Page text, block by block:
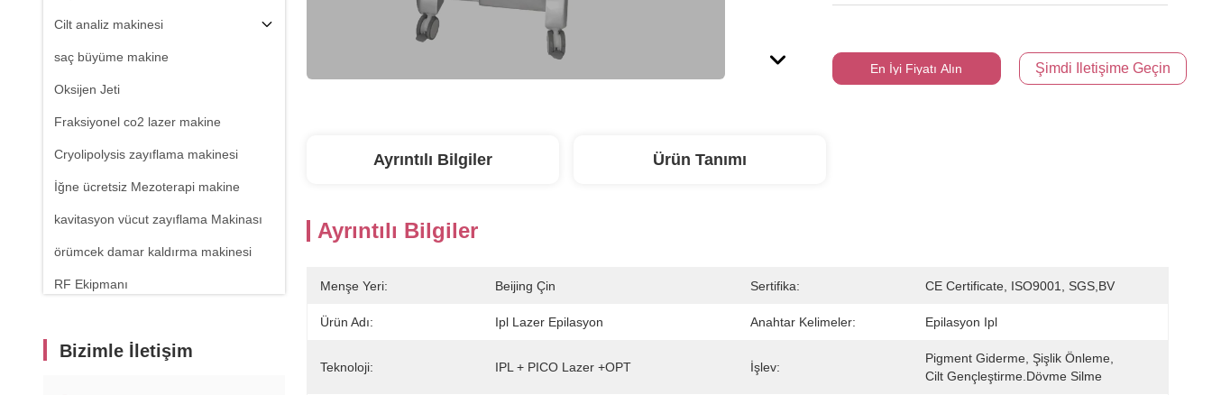
Cilt analiz makinesi
saç büyüme makine
Oksijen Jeti
Fraksiyonel co2 lazer makine
Cryolipolysis zayıflama makinesi
İğne ücretsiz Mezoterapi makine
kavitasyon vücut zayıflama Makinası
örümcek damar kaldırma makinesi
RF Ekipmanı
1470nm Diyot Lazer
Bizimle İletişim
En İyi Fiyatı Alın Şimdi Iletişime Geçin
Ayrıntılı Bilgiler Ürün Tanımı
Ayrıntılı Bilgiler
Menşe Yeri: Beijing Çin Sertifika: CE Certificate, ISO9001, SGS,BV
Ürün Adı: Ipl Lazer Epilasyon Anahtar Kelimeler: Epilasyon Ipl
Teknoloji: IPL + PICO Lazer +OPT İşlev:
Pigment Giderme, Şişlik Önleme,
Cilt Gençleştirme.Dövme Silme